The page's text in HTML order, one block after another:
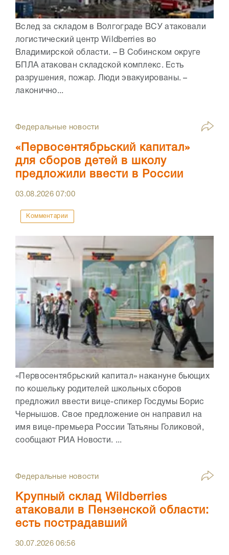
Вслед за складом в Волгограде ВСУ атаковали
логистический центр Wildberries во
Владимирской области. – В Собинском округе
БПЛА атакован складской комплекс. Есть
разрушения, пожар. Люди эвакуированы. –
лаконично...
Федеральные новости
«Первосентябрьский капитал»
для сборов детей в школу
предложили ввести в России
03.08.202607:00
Комментарии
«Первосентябрьский капитал» накануне бьющих
по кошельку родителей школьных сборов
предложил ввести вице-спикер Госдумы Борис
Чернышов. Свое предложение он направил на
имя вице-премьера России Татьяны Голиковой,
сообщают РИА Новости. ...
Федеральные новости
Крупный склад Wildberries
атаковали в Пензенской области:
есть пострадавший
30.07.202606:56